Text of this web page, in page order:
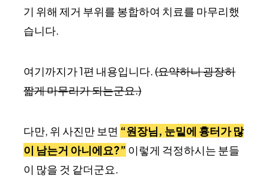
기 위해 제거 부위를 봉합하여 치료를 마무리했
습니다.
여기까지가 1편 내용입니다.(요약하니 굉장히
짧게 마무리가 되는군요.)
다만, 위 사진만 보면 “원장님, 눈밑에 흉터가 많
이 남는거 아니에요?” 이렇게 걱정하시는 분들
이 많을 것 같더군요.